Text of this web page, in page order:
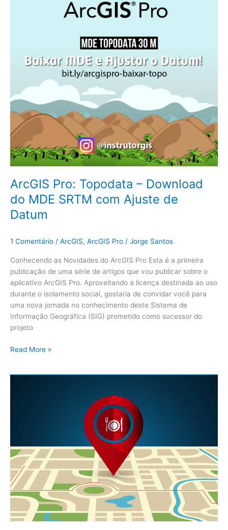
ArcGIS Pro: Topodata – Download
do MDE SRTM com Ajuste de
Datum
1 Comentário / ArcGIS, ArcGIS Pro / Jorge Santos
Conhecendo as Novidades do ArcGIS Pro Esta é a primeira
publicação de uma série de artigos que vou publicar sobre o
aplicativo ArcGIS Pro. Aproveitando a licença destinada ao uso
durante o isolamento social, gostaria de convidar você para
uma nova jornada no conhecimento deste Sistema de
Informação Geográfica (SIG) prometido como sucessor do
projeto
Ajuste
Datum
Read More »
Google
Planilhas